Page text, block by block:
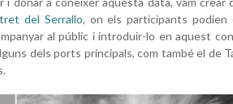
del Serrallo, on els participants podien
al públic i introduir-lo en aquest
dels ports principals, com també el de